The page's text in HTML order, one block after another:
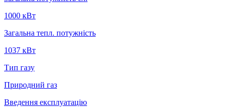
1000 кВт
Загальна тепл. потужність
1037 кВт
Тип газу
Природний газ
Введення експлуатацію